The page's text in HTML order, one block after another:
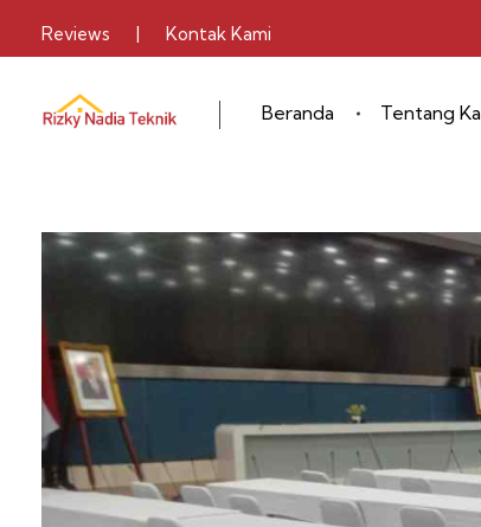
Reviews | Kontak Kami
Beranda Tentang